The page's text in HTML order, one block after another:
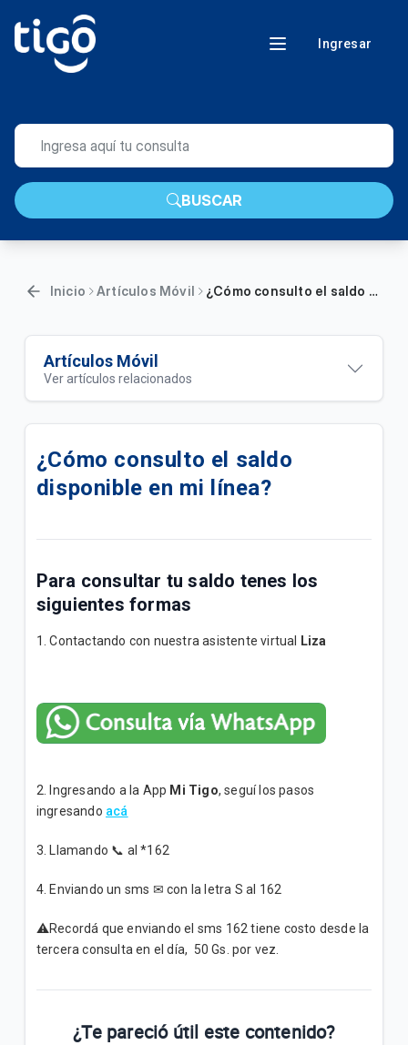
Ingresar
BUSCAR
Inicio Artículos Móvil ¿Cómo consulto el saldo disponible en mi línea?
Artículos Móvil
Ver artículos relacionados
Cómo activar VoLTE en tu dispositivo 📶
¿Cómo comprar paquetes o saldo desde Mango?
Paquetigos Ilimitados con Tigo Sports✨
Siempre conectado con el Roaming de Tigo✈️
suscripción
fronterizas.
¿Cómo puedo comprar Paquetigos con mi Banco o
Homebanking?
¿Cómo puedo ver en mi equipo la velocidad en la
comparar?
VER MÁS
¿Cómo consulto el saldo
disponible en mi línea?
Para consultar tu saldo tenes los
siguientes formas
1. Contactando con nuestra asistente virtual Liza
2. Ingresando a la App Mi Tigo, seguí los pasos
ingresando acá
3. Llamando 📞 al *162
4. Enviando un sms ✉ con la letra S al 162
⚠️Recordá que enviando el sms 162 tiene costo desde la
tercera consulta en el día, 50 Gs. por vez.
¿Te pareció útil este contenido?